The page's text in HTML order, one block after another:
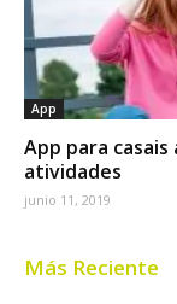
App
App para
atividades
junio 11, 2019
Más Reciente